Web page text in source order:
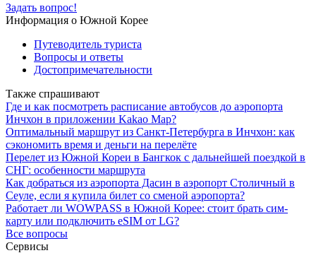
Задать вопрос!
Информация о Южной Корее
Путеводитель туриста
Вопросы и ответы
Достопримечательности
Также спрашивают
Где и как посмотреть расписание автобусов до аэропорта
Инчхон в приложении Kakao Map?
Оптимальный маршрут из Санкт-Петербурга в Инчхон: как
сэкономить время и деньги на перелёте
Перелет из Южной Кореи в Бангкок с дальнейшей поездкой в
СНГ: особенности маршрута
Как добраться из аэропорта Дасин в аэропорт Столичный в
Сеуле, если я купила билет со сменой аэропорта?
Работает ли WOWPASS в Южной Корее: стоит брать сим-
карту или подключить eSIM от LG?
Все вопросы
Сервисы